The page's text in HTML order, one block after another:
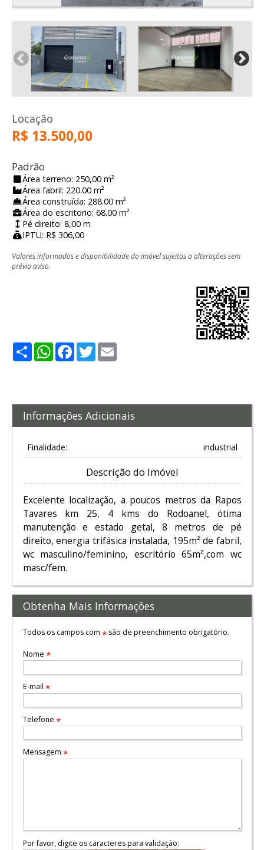
Locação
R$ 13.500,00
Padrão
Área terreno: 250,00 m²
Área fabril: 220.00 m²
Área construída: 288.00 m²
Área do escritorio: 68.00 m²
Pé direito: 8,00 m
IPTU: R$ 306,00
Valores informados e disponibilidade do imóvel sujeitos a alterações sem
prévio aviso.
ShareWhatsApp
Facebook
Twitter
Informações Adicionais
Finalidade: industrial
Descrição do Imóvel
Excelente localização, a poucos metros da Rapos
Tavares km 25, 4 kms do Rodoanel, ótima
manutenção e estado getal, 8 metros de pé
direito, energia trifásica instalada, 195m² de fabril,
wc masculino/feminino, escritório 65m²,com wc
masc/fem.
Obtenha Mais Informações
Todos os campos com *são de preenchimento obrigatório.
Nome *
E-mail *
Telefone *
Mensagem *
Por favor, digite os caracteres para validação: